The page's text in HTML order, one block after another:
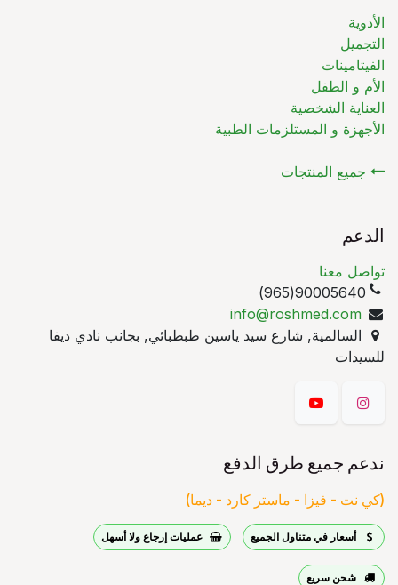
الأدوية
التجميل
الفيتامينات
الأم و الطفل
العناية الشخصية
الأجهزة و المستلزمات الطبية
جميع المنتجات
الدعم
تواصل معنا
90005640(965)
info@roshmed.com
السالمية, شارع سيد ياسين طبطبائي, بجانب نادي ديفا
للسيدات
ندعم جميع طرق الدفع
(كي نت - فيزا - ماستر كارد - ديما)
أسعار في متناول الجميع عمليات إرجاع ولا أسهل
شحن سريع